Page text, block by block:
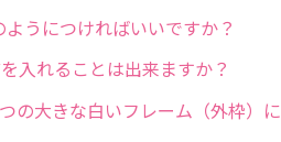
うにつければいいですか？
入れることは出来ますか？
の大きな白いフレーム（外枠）に